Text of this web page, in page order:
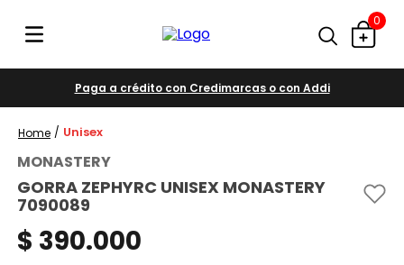
0
Paga a crédito con Credimarcas o con Addi
Unisex
MONASTERY
GORRA ZEPHYRC UNISEX MONASTERY
7090089
$ 390.000